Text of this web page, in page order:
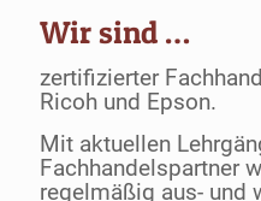
Wir sind …
zertifizierter
Ricoh und Epson.
Mit aktuellen
Fachhandelspartner
regelmäßig aus- und